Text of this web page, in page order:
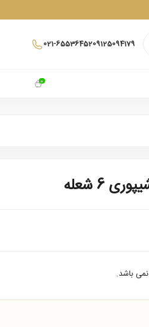
021-6553645209125094179
0
6 شعله
باشد.